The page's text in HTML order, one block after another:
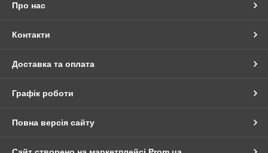
Про нас
Контакти
Доставка та оплата
Графік роботи
Повна версія сайту